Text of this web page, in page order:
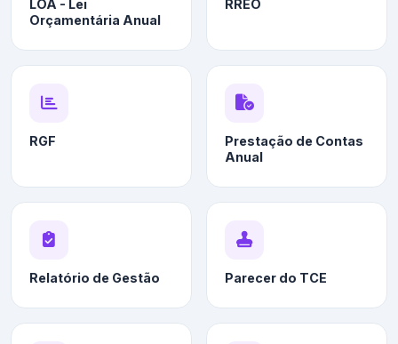
LOA - Lei
Orçamentária Anual
RREO
RGF
Prestação de Contas
Anual
Relatório de Gestão Parecer do TCE